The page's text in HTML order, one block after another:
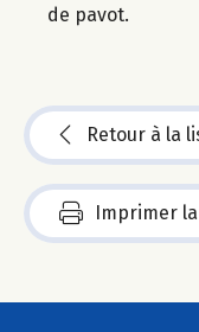
de pavot.
Retour à la
Imprimer